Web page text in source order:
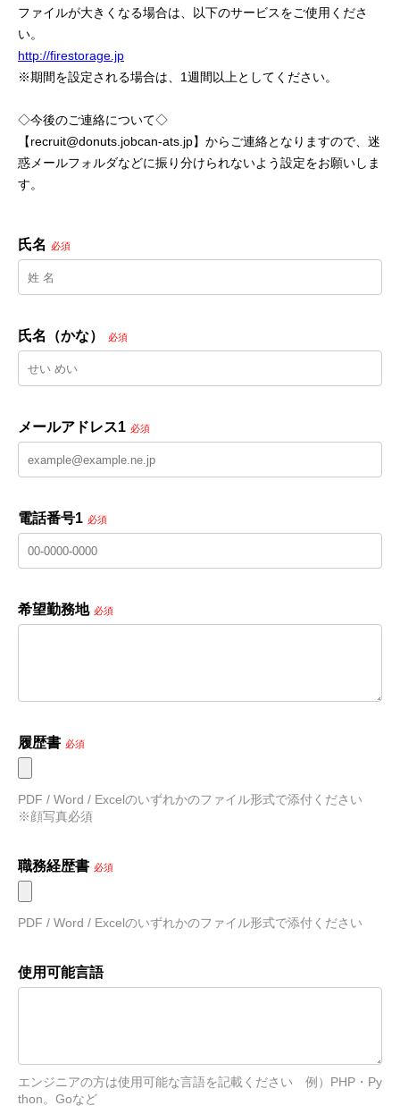
ファイルが大きくなる場合は、以下のサービスをご使用くださ
い。
http://firestorage.jp
※期間を設定される場合は、1週間以上としてください。
◇今後のご連絡について◇
【recruit@donuts.jobcan-ats.jp】からご連絡となりますので、迷
惑メールフォルダなどに振り分けられないよう設定をお願いしま
す。
氏名 必須
氏名（かな） 必須
メールアドレス1 必須
電話番号1 必須
希望勤務地 必須
履歴書 必須
PDF / Word / Excelのいずれかのファイル形式で添付ください
※顔写真必須
職務経歴書 必須
PDF / Word / Excelのいずれかのファイル形式で添付ください
使用可能言語
エンジニアの方は使用可能な言語を記載ください　例）PHP・Py
thon。Goなど